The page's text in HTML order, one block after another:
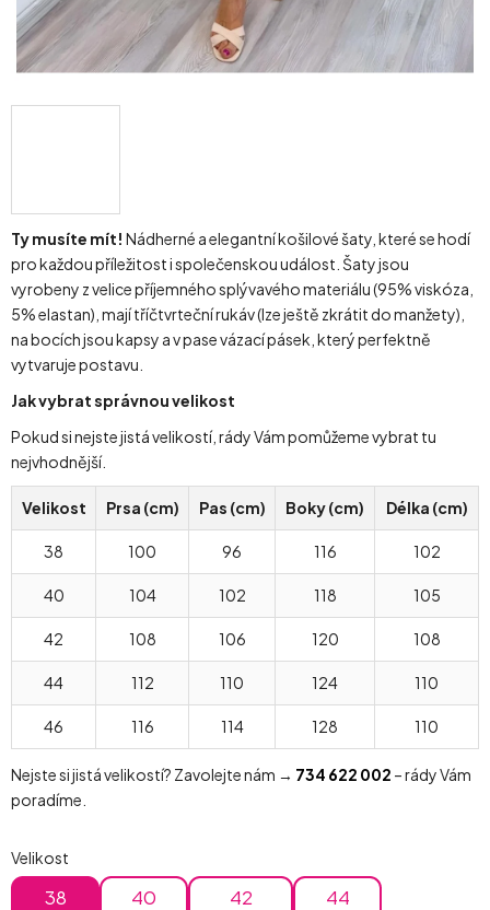
Ty musíte mít! Nádherné a elegantní košilové šaty, které se hodí
pro každou příležitost i společenskou událost. Šaty jsou
vyrobeny z velice příjemného splývavého materiálu (95% viskóza,
5% elastan), mají tříčtvrteční rukáv (lze ještě zkrátit do manžety),
na bocích jsou kapsy a v pase vázací pásek, který perfektně
vytvaruje postavu.
Jak vybrat správnou velikost
Pokud si nejste jistá velikostí, rády Vám pomůžeme vybrat tu
nejvhodnější.
Velikost Prsa (cm) Pas (cm) Boky (cm) Délka (cm)
38 100 96 116 102
40 104 102 118 105
42 108 106 120 108
44 112 110 124 110
46 116 114 128 110
Nejste si jistá velikostí? Zavolejte nám → 734 622 002 – rády Vám
poradíme.
Velikost
38 40 42 44